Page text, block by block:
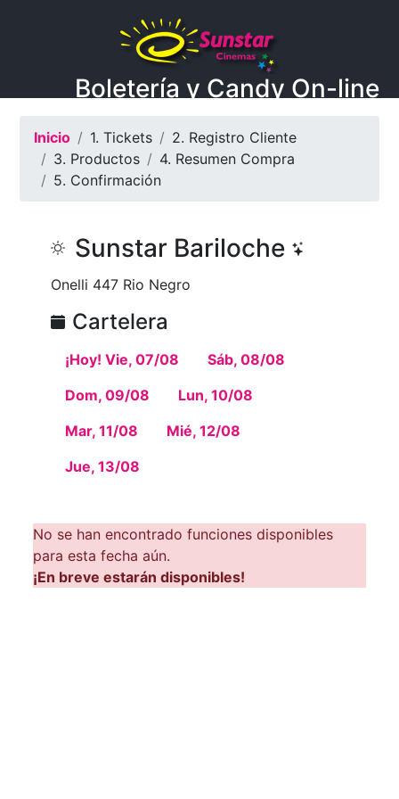
Boletería y Candy On-line
Inicio 1. Tickets
2. Registro Cliente
3. Productos
4. Resumen Compra
5. Confirmación
Sunstar Bariloche
Onelli 447 Rio Negro
Cartelera
¡Hoy! Vie, 07/08
Sáb, 08/08
Dom, 09/08
Lun, 10/08
Mar, 11/08
Mié, 12/08
Jue, 13/08
No se han encontrado funciones disponibles
para esta fecha aún.
¡En breve estarán disponibles!